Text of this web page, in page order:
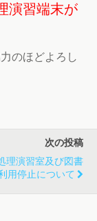
演習端末が
のほどよろし
次の投稿
演習室及び図書
用停止について